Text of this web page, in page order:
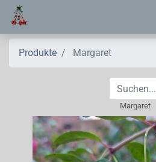
Produkte Margaret
Margaret